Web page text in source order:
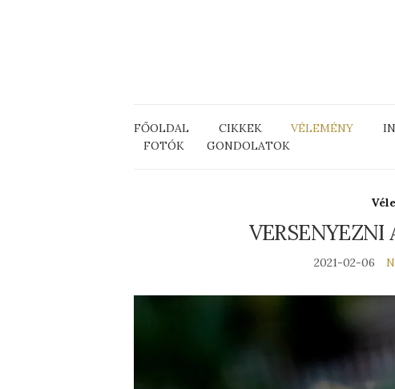
FŐOLDAL CIKKEK VÉLEMÉNY
FOTÓK
GONDOLATOK
VERSENYEZNI
2021-02-06